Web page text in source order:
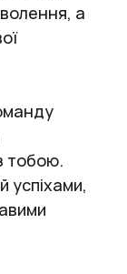
а
тобою.
успіхами,